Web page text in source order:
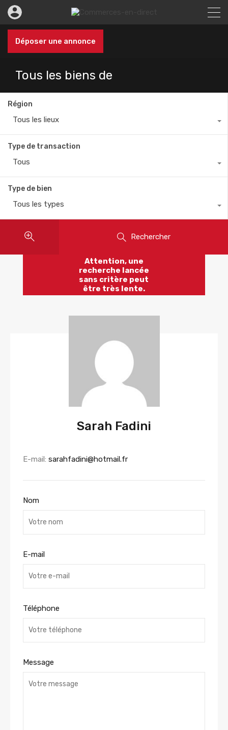
Déposer une annonce
Tous les biens de
Région
Tous les lieux
Type de transaction
Tous
Type de bien
Tous les types
Rechercher
Attention, une
recherche lancée
sans critère peut
être très lente.
Sarah Fadini
E-mail: sarahfadini@hotmail.fr
Nom
E-mail
Téléphone
Message